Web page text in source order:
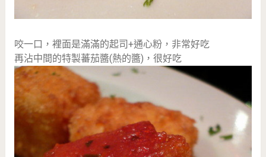
咬一口，裡面是滿滿的起司+通心粉，非常好吃
再沾中間的特製蕃茄醬(熱的醬)，很好吃